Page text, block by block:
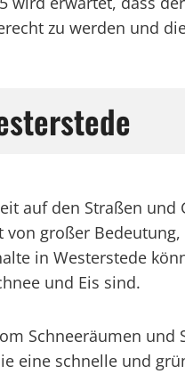
zu werden und
auf den Straßen und
großer
in Westerstede
und Eis sind.
Schneeräumen
eine schnelle und